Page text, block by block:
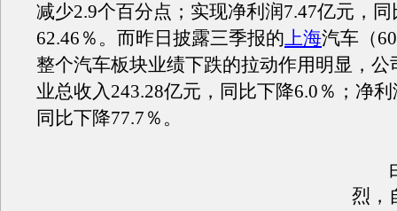
减少2.9个百分点；实现净利润7.47亿元，
62.46％。而昨日披露三季报的上海汽车（
整个汽车板块业绩下跌的拉动作用明显，公
业总收入243.28亿元，同比下降6.0％；净
同比下降77.7％。
由
烈，